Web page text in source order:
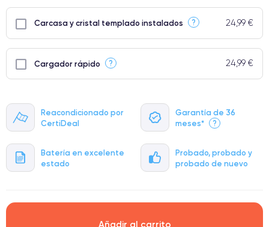
Reacondicionado por
CertiDeal
Garantía de 36
meses*
?
Batería en excelente
estado
Probado, probado y
probado de nuevo
Carcasa y cristal templado instalados ? 24,99 €
Cargador rápido ? 24,99 €
Añadir al carrito